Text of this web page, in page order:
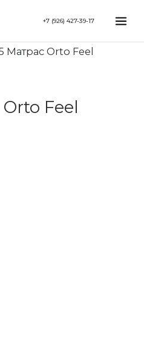
+7 (926) 427-39-17
Матрас Orto Feel
Feel